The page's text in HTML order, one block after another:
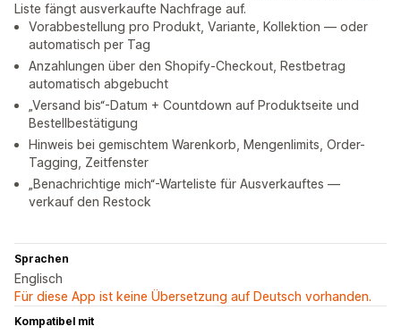
Liste fängt ausverkaufte Nachfrage auf.
Vorabbestellung pro Produkt, Variante, Kollektion — oder
automatisch per Tag
Anzahlungen über den Shopify-Checkout, Restbetrag
automatisch abgebucht
„Versand bis“-Datum + Countdown auf Produktseite und
Bestellbestätigung
Hinweis bei gemischtem Warenkorb, Mengenlimits, Order-
Tagging, Zeitfenster
„Benachrichtige mich“-Warteliste für Ausverkauftes —
verkauf den Restock
Sprachen
Englisch
Für diese App ist keine Übersetzung auf Deutsch vorhanden.
Kompatibel mit